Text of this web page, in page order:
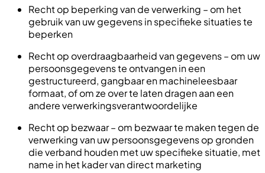
Recht op beperking van de verwerking – om het
gebruik van uw gegevens in specifieke situaties te
beperken
Recht op overdraagbaarheid van gegevens – om uw
persoonsgegevens te ontvangen in een
gestructureerd, gangbaar en machineleesbaar
formaat, of om ze over te laten dragen aan een
andere verwerkingsverantwoordelijke
Recht op bezwaar – om bezwaar te maken tegen de
verwerking van uw persoonsgegevens op gronden
die verband houden met uw specifieke situatie, met
name in het kader van direct marketing